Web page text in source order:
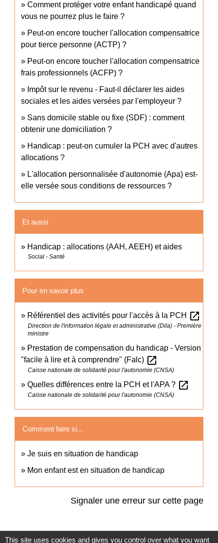
Comment protéger votre enfant handicapé quand
vous ne pourrez plus le faire ?
Peut-on encore toucher l'allocation compensatrice
pour tierce personne (ACTP) ?
Peut-on encore toucher l'allocation compensatrice
frais professionnels (ACFP) ?
Impôt sur le revenu - Faut-il déclarer les aides
sociales et les aides versées par l'employeur ?
Sans domicile stable ou fixe (SDF) : comment
obtenir une domiciliation ?
Handicap : peut-on cumuler la PCH avec d'autres
allocations ?
L'allocation personnalisée d'autonomie (Apa) est-
elle versée sous conditions de ressources ?
Et aussi
Handicap : allocations (AAH, AEEH) et aides
Social - Santé
Pour en savoir plus
Référentiel des activités pour l'accès à la PCH open_in_new
Direction de l'information légale et administrative (Dila) - Première
ministre
Prestation de compensation du handicap - Version
"facile à lire et à comprendre" (Falc) open_in_new
Caisse nationale de solidarité pour l'autonomie (CNSA)
Quelles différences entre la PCH et l'APA ? open_in_new
Caisse nationale de solidarité pour l'autonomie (CNSA)
Comment faire si...
Je suis en situation de handicap
Mon enfant est en situation de handicap
Signaler une erreur sur cette page
This site uses cookies and gives you control over what you want